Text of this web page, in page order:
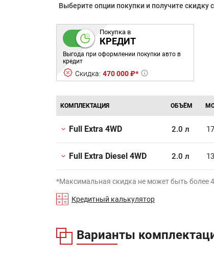
Выберите опции покупки и получите скидку
Покупка в
КРЕДИТ
Выгода при оформлении покупки авто в
кредит
Скидка: 470 000 ₽*
КОМПЛЕКТАЦИЯ ОБЪЁМ
Full Extra 4WD 2.0 л
Full Extra Diesel 4WD 2.0 л
*Максимальная скидка не может быть более
Кредитный калькулятор
Варианты